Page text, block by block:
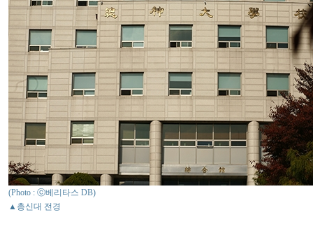
(Photo : ⓒ베리타스 DB)
▲총신대 전경